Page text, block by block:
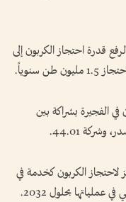
قدرة احتجاز الكربون إلى
الفجيرة بشراكة بين
44.01.
الكربون كخدمة في
عملياتها بحلول 2032.